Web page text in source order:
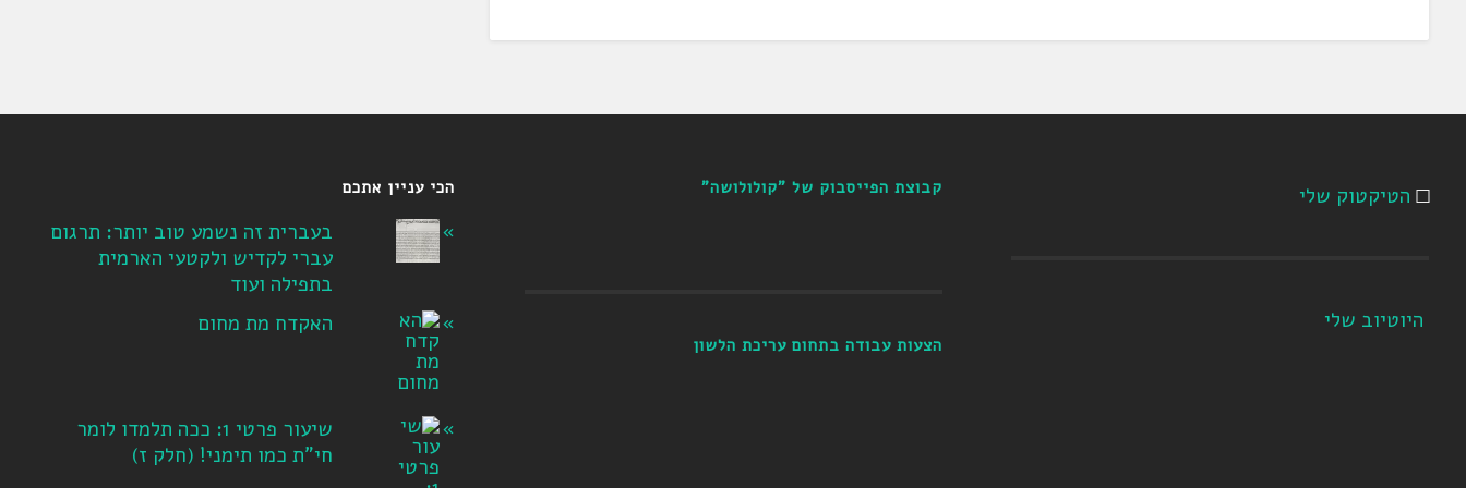
הטיקטוק שלי
היוטיוב שלי
קבוצת הפייסבוק של "קולולושה"
הצעות עבודה בתחום עריכת הלשון
הכי עניין אתכם
בעברית זה נשמע טוב יותר: תרגום
עברי לקדיש ולקטעי הארמית
בתפילה ועוד
האקדח מת מחום
שיעור פרטי 1: ככה תלמדו לומר
חי"ת כמו תימני! ‏(חלק ז‏)